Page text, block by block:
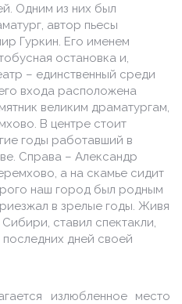
Одним из них был
автор пьесы
Гуркин. Его именем
остановка и,
– единственный среди
входа расположена
великим драматургам,
В центре стоит
годы работавший в
Справа – Александр
а на скамье сидит
наш город был родным
в зрелые годы. Живя
ставил спектакли,
дней своей
излюбленное место